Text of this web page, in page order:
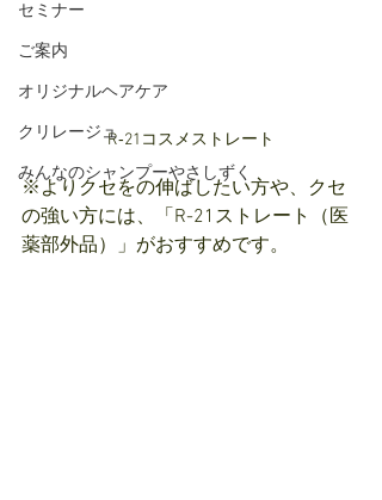
セミナー
ご案内
オリジナルヘアケア
クリレージュ
みんなのシャンプーやさしずく
R‐21コスメストレート
※よりクセをの伸ばしたい方や、クセ
の強い方には、「R-21ストレート（医
薬部外品）」がおすすめです。